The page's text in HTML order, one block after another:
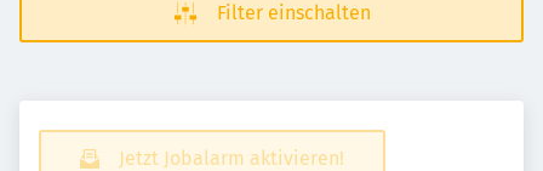
Filter einschalten
Jetzt Jobalarm aktivieren!